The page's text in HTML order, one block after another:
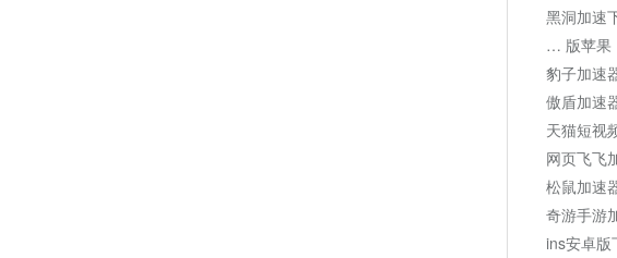
黑洞加速
… 版苹果
豹子加速
傲盾加速
天猫短视
网页飞飞
松鼠加速
奇游手游
ins安卓版